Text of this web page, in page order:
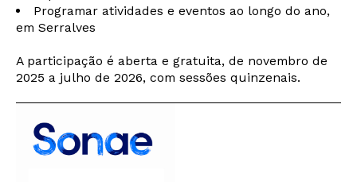
Programar atividades e eventos ao longo do ano,
em Serralves
A participação é aberta e gratuita, de novembro de
2025 a julho de 2026, com sessões quinzenais.
Interesses